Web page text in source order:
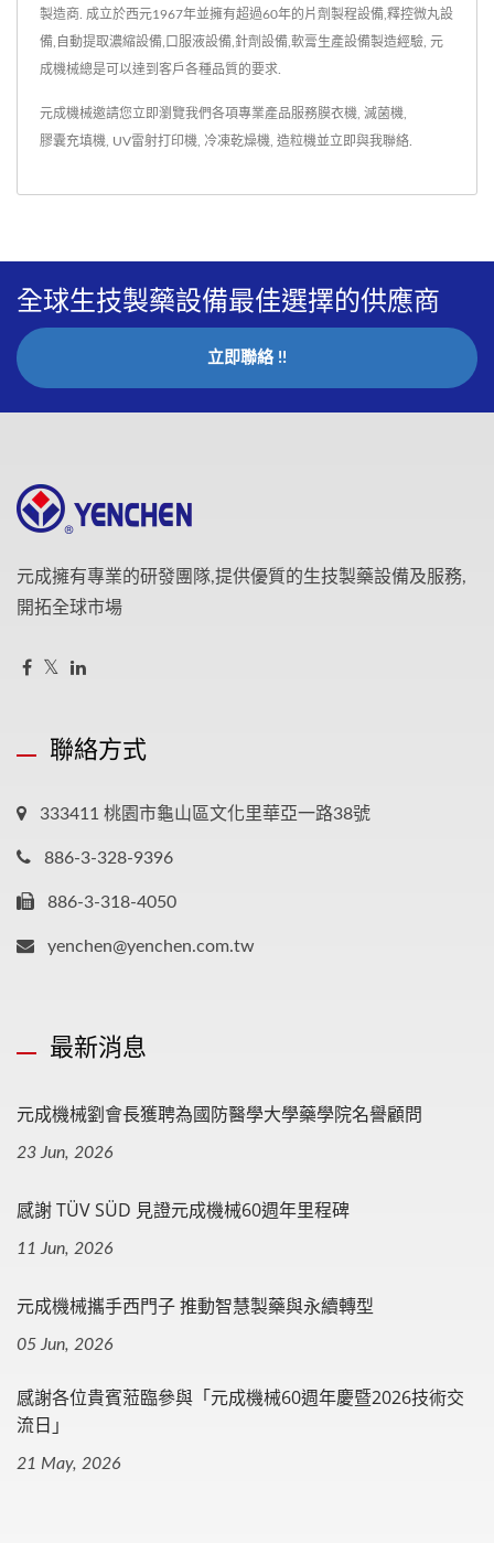
製造商. 成立於西元1967年並擁有超過60年的片劑製程設備,釋控微丸設
備,自動提取濃縮設備,口服液設備,針劑設備,軟膏生產設備製造經驗, 元
成機械總是可以達到客戶各種品質的要求.
元成機械邀請您立即瀏覽我們各項專業產品服務膜衣機 滅菌機
膠囊充填機 UV雷射打印機 冷凍乾燥機 造粒機並立即與我聯絡
全球生技製藥設備最佳選擇的供應商
立即聯絡 !!
元成擁有專業的研發團隊,提供優質的生技製藥設備及服務,
開拓全球市場
聯絡方式
333411 桃園市龜山區文化里華亞一路38號
886-3-328-9396
886-3-318-4050
yenchen@yenchen.com.tw
最新消息
元成機械劉會長獲聘為國防醫學大學藥學院名譽顧問
23 Jun, 2026
感謝 TÜV SÜD 見證元成機械60週年里程碑
11 Jun, 2026
元成機械攜手西門子 推動智慧製藥與永續轉型
05 Jun, 2026
感謝各位貴賓蒞臨參與「元成機械60週年慶暨2026技術交
流日」
21 May, 2026